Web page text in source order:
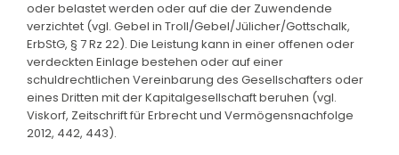
oder belastet werden oder auf die der Zuwendende
verzichtet (vgl. Gebel in Troll/Gebel/Jülicher/Gottschalk,
ErbStG, § 7 Rz 22). Die Leistung kann in einer offenen oder
verdeckten Einlage bestehen oder auf einer
schuldrechtlichen Vereinbarung des Gesellschafters oder
eines Dritten mit der Kapitalgesellschaft beruhen (vgl.
Viskorf, Zeitschrift für Erbrecht und Vermögensnachfolge
2012, 442, 443).